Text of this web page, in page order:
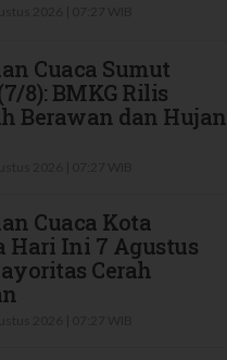
Cuaca Sumut
8): BMKG Rilis
Berawan dan Hujan
Cuaca Kota
Hari Ini 7 Agustus
Cerah